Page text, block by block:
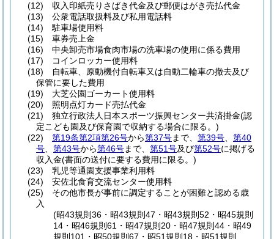
(12)
収入印紙売りさばき代金及び郵便はがき売払代金
(13)
公衆電話取扱料及び私用電話料
(14)
駐車場使用料
(15)
車券売上金
(16)
中央卸売市場食肉市場の洗車場の使用に係る費用
(17)
コインロッカー使用料
(18)
自転車、原動機付自転車又は自動二輪車の撤去及び
保管に要した費用
(19)
大芝公園ゴーカート使用料
(20)
照明点灯カード売払代金
(21)
独立行政法人日本スポーツ振興センター共済掛金(認
定こども園及び保育園で収納する場合に限る。)
(22)
第19条第2項第26号から第37号まで、 第39号
第40
号
第43号から第46号まで、 第51号及び第52号に掲げる
収入金(書面の送付に要する費用に限る。)
(23)
乳児等通園支援事業利用料
(24)
安佐北食育交流センター使用料
(25)
その他市長が事前に調定することが困難と認める歳
入
(昭43規則36・昭43規則47・昭43規則52・昭45規則
14・昭46規則61・昭47規則20・昭47規則44・昭49
規則101・昭50規則67・昭51規則18・昭51規則